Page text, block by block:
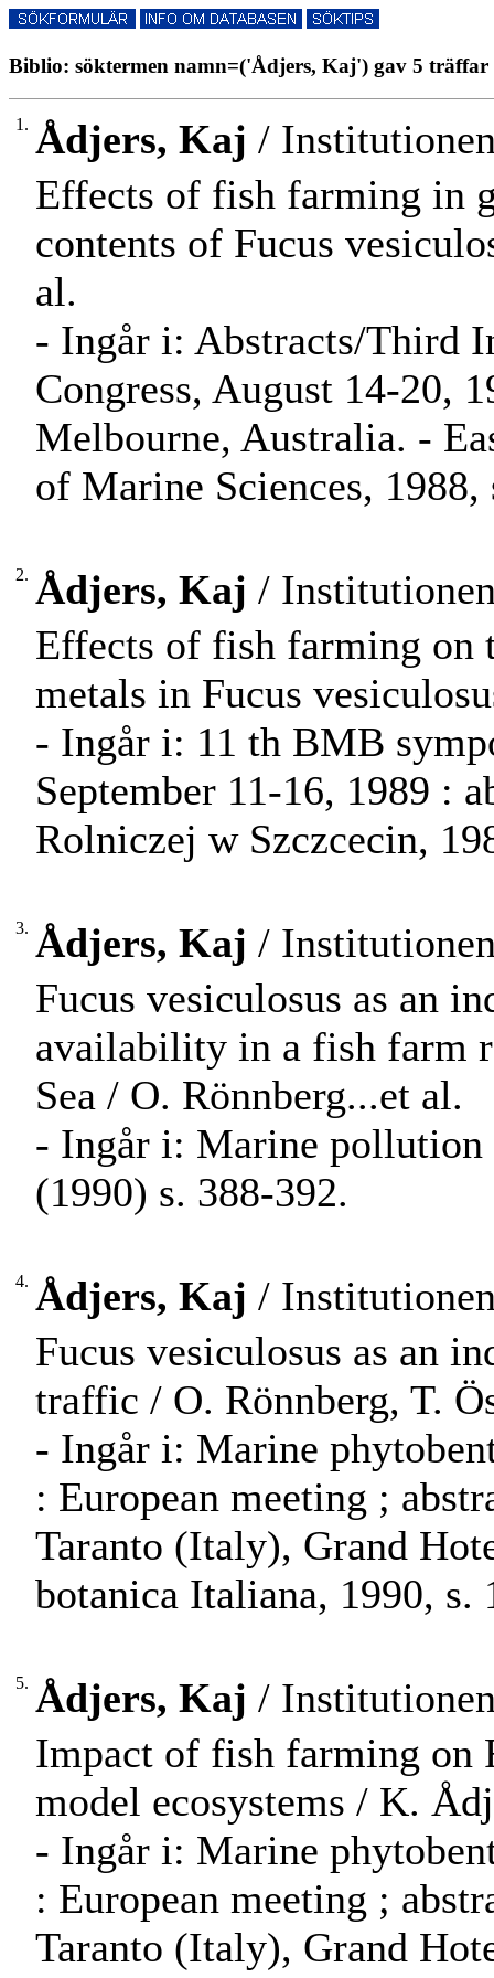
Biblio: söktermen namn=('Ådjers, Kaj') gav 5 träffar
1. Ådjers, Kaj /
Effects of fish farming in
contents of Fucus
al.
- Ingår i: Abstracts/Third
Congress, August 14-20,
Melbourne, Australia. -
of Marine Sciences, 1988,
2. Ådjers, Kaj /
Effects of fish farming on
metals in Fucus
- Ingår i: 11 th BMB
September 11-16, 1989 :
Rolniczej w Szczcecin,
3. Ådjers, Kaj /
Fucus vesiculosus as an
availability in a fish farm
Sea / O. Rönnberg...et al.
- Ingår i: Marine pollution
(1990) s. 388-392.
4. Ådjers, Kaj /
Fucus vesiculosus as an
traffic / O. Rönnberg, T.
- Ingår i: Marine
: European meeting ;
Taranto (Italy), Grand
botanica Italiana, 1990, s.
5. Ådjers, Kaj /
Impact of fish farming on
model ecosystems / K.
- Ingår i: Marine
: European meeting ;
Taranto (Italy), Grand